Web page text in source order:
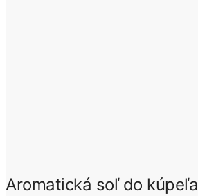
Aromatická soľ do kúpeľa